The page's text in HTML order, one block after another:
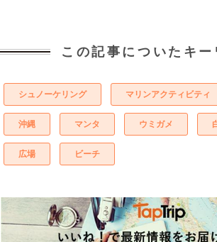
この記事についたキー
シュノーケリング マリンアクティビティ
沖縄 マンタ ウミガメ
広場 ビーチ